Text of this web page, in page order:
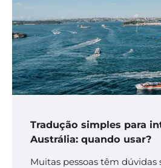
Tradução simples para
Austrália: quando usar?
Muitas pessoas têm dúvidas